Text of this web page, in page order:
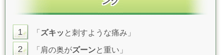
1 「 ズキッ と刺すような痛み」
2 「肩の奥がズーンと重い」